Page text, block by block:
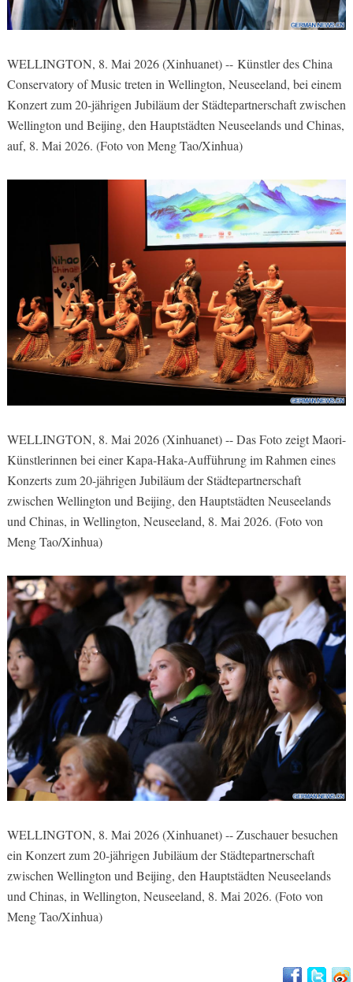
WELLINGTON, 8. Mai 2026 (Xinhuanet) -- Künstler des China
Conservatory of Music treten in Wellington, Neuseeland, bei einem
Konzert zum 20-jährigen Jubiläum der Städtepartnerschaft zwischen
Wellington und Beijing, den Hauptstädten Neuseelands und Chinas,
auf, 8. Mai 2026. (Foto von Meng Tao/Xinhua)
WELLINGTON, 8. Mai 2026 (Xinhuanet) -- Das Foto zeigt Maori-
Künstlerinnen bei einer Kapa-Haka-Aufführung im Rahmen eines
Konzerts zum 20-jährigen Jubiläum der Städtepartnerschaft
zwischen Wellington und Beijing, den Hauptstädten Neuseelands
und Chinas, in Wellington, Neuseeland, 8. Mai 2026. (Foto von
Meng Tao/Xinhua)
WELLINGTON, 8. Mai 2026 (Xinhuanet) -- Zuschauer besuchen
ein Konzert zum 20-jährigen Jubiläum der Städtepartnerschaft
zwischen Wellington und Beijing, den Hauptstädten Neuseelands
und Chinas, in Wellington, Neuseeland, 8. Mai 2026. (Foto von
Meng Tao/Xinhua)